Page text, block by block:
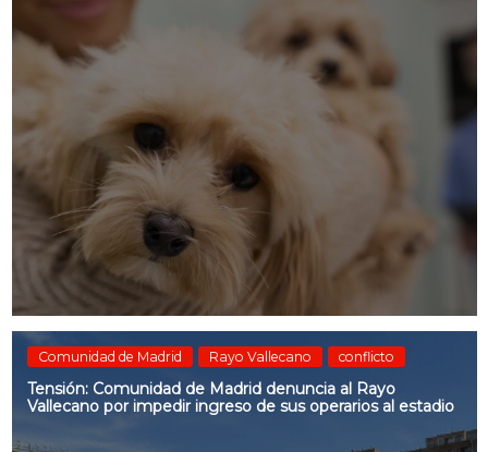
Comunidad de Madrid Rayo Vallecano conflicto
Tensión: Comunidad de Madrid denuncia al Rayo
Vallecano por impedir ingreso de sus operarios al estadio